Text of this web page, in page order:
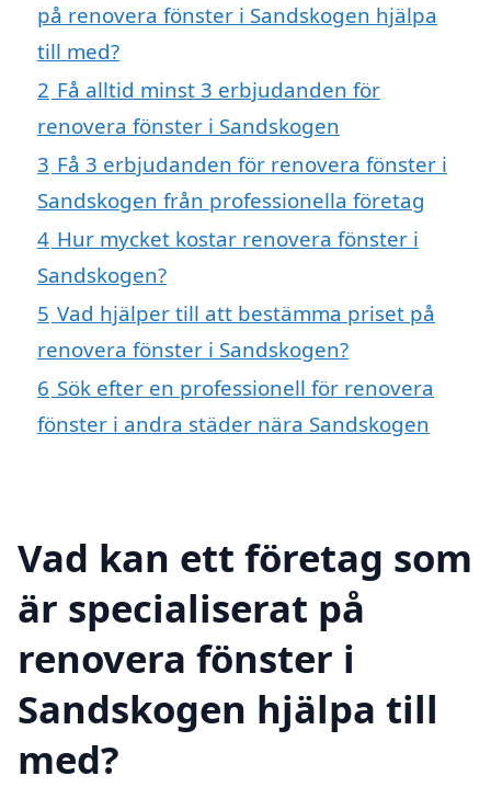
på renovera fönster i Sandskogen hjälpa
till med?
2 Få alltid minst 3 erbjudanden för
renovera fönster i Sandskogen
3 Få 3 erbjudanden för renovera fönster i
Sandskogen från professionella företag
4 Hur mycket kostar renovera fönster i
Sandskogen?
5 Vad hjälper till att bestämma priset på
renovera fönster i Sandskogen?
6 Sök efter en professionell för renovera
fönster i andra städer nära Sandskogen
Vad kan ett företag som
är specialiserat på
renovera fönster i
Sandskogen hjälpa till
med?